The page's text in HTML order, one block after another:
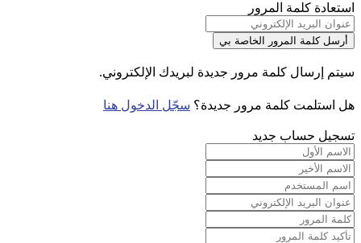
استعادة كلمة المرور
سيتم إرسال كلمة مرور جديدة لبريدك الإلكتروني.
هل استلمت كلمة مرور جديدة؟ سجّل الدخول هنا
تسجيل حساب جديد